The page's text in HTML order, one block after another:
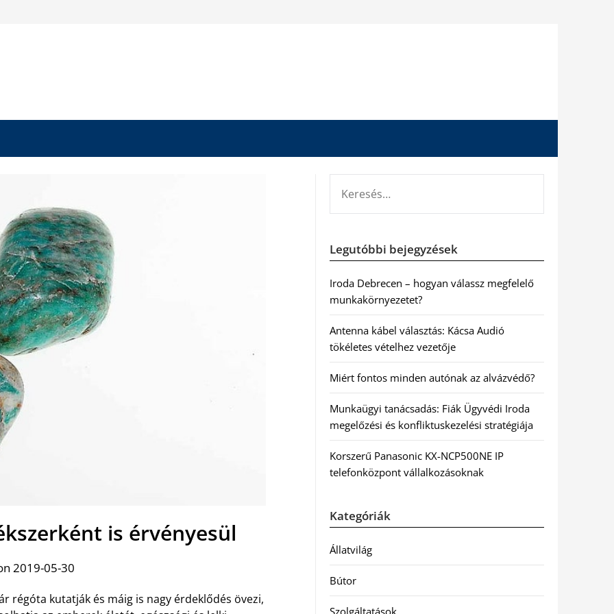
is érvényesül
2019-05-30
régóta kutatják és máig is nagy érdeklődés övezi,
Legutóbbi bejegyzések
Iroda Debrecen – hogyan válassz megfelelő
munkakörnyezetet?
Antenna kábel választás: Kácsa Audió
tökéletes vételhez vezetője
Miért fontos minden autónak az alvázvédő?
Munkaügyi tanácsadás: Fiák Ügyvédi Iroda
megelőzési és konfliktuskezelési stratégiája
Korszerű Panasonic KX-NCP500NE IP
telefonközpont vállalkozásoknak
Kategóriák
Állatvilág
Bútor
Szolgáltatások